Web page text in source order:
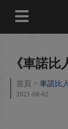
《車諾
首頁 車諾比人
2021-08-02